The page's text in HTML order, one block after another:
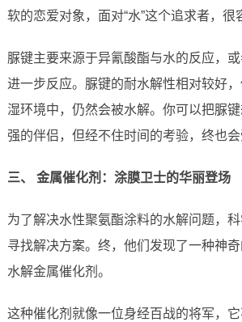
软的恋爱对象，面对“水”这个追求者，很
脲键主要来源于异氰酸酯与水的反应，
进一步反应。脲键的耐水解性相对较好
湿环境中，仍然会被水解。你可以把脲
强的伴侣，但经不住时间的考验，终也会
三、 金属催化剂：涂膜卫士的华丽登场
为了解决水性聚氨酯涂料的水解问题，
寻找解决方案。终，他们发现了一种神
水解金属催化剂。
这种催化剂就像一位身经百战的将军，